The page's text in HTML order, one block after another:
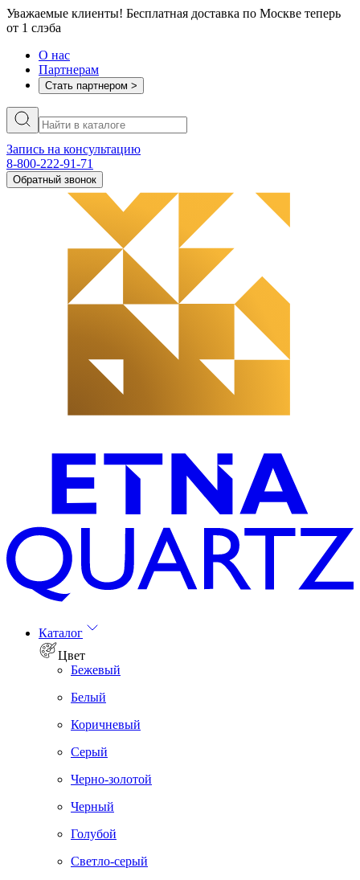
Уважаемые клиенты! Бесплатная доставка по Москве теперь
от 1 слэба
О нас
Партнерам
Стать партнером >
Запись на консультацию
8-800-222-91-71
Обратный звонок
Каталог
Цвет
Бежевый
Белый
Коричневый
Серый
Черно-золотой
Черный
Голубой
Светло-серый